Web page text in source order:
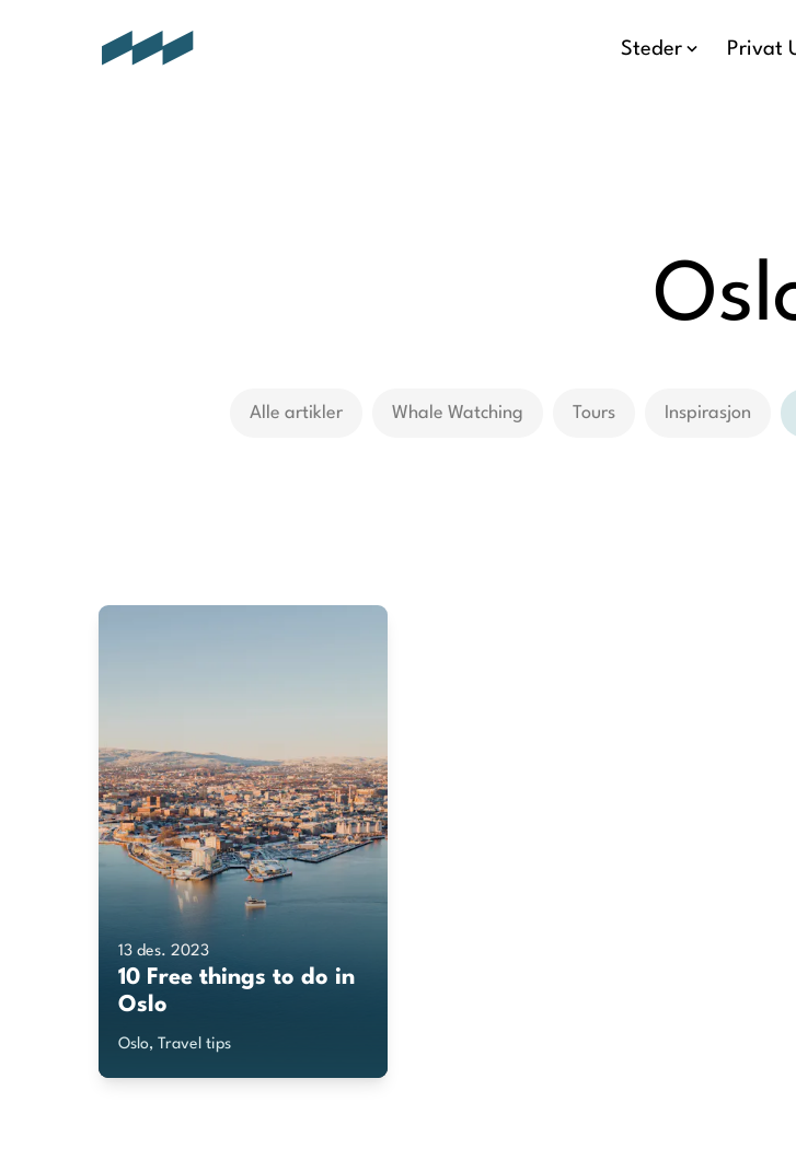
Steder Privat
Alle artikler Whale Watching Tours Inspirasjon
13 des. 2023
10 Free things to do in
Oslo
Oslo, Travel tips